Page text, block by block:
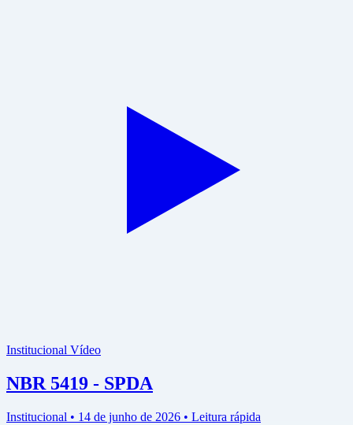
Institucional Vídeo
NBR 5419 - SPDA
Institucional • 14 de junho de 2026 • Leitura rápida